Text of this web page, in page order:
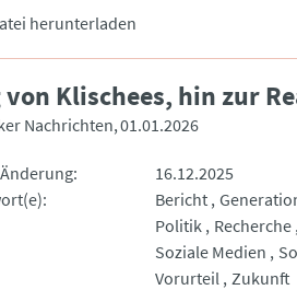
herunterladen
von Klischees, hin zur
Nachrichten 01.01.2026
16.12.2025
Bericht
Politik
Recherche
Soziale Medien
Vorurteil
Zukunft